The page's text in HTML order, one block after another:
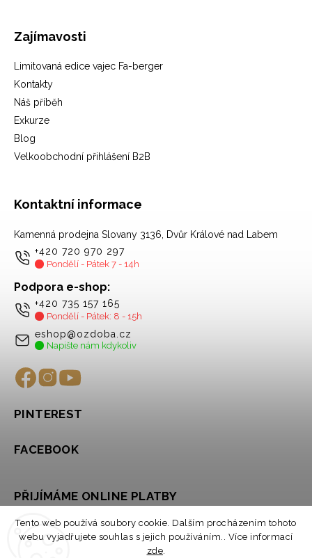
Tento web používá soubory cookie. Dalším procházením tohoto
webu vyjadřujete souhlas s jejich používáním.. Více informací
zde.
Zajímavosti
Limitovaná edice vajec Fa-berger
Kontakty
Náš příběh
Exkurze
Blog
Velkoobchodní přihlášení B2B
Kontaktní informace
Kamenná prodejna Slovany 3136, Dvůr Králové nad Labem
+420 720 970 297
Pondělí - Pátek 7 - 14h
Podpora e-shop:
+420 735 157 165
Pondělí - Pátek: 8 - 15h
eshop@ozdoba.cz
Napište nám kdykoliv
PINTEREST
FACEBOOK
PŘIJÍMÁME ONLINE PLATBY